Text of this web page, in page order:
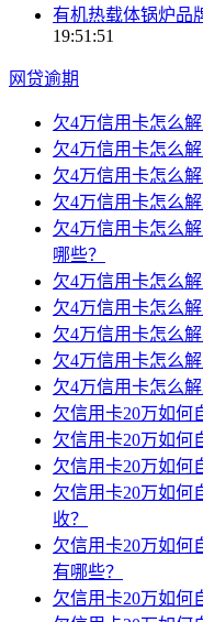
有机热载体锅炉品
19:51:51
网贷逾期
欠4万信用卡怎么
欠4万信用卡怎么
欠4万信用卡怎么
欠4万信用卡怎么
欠4万信用卡怎么
哪些？
欠4万信用卡怎么
欠4万信用卡怎么
欠4万信用卡怎么
欠4万信用卡怎么
欠4万信用卡怎么
欠信用卡20万如何
欠信用卡20万如何
欠信用卡20万如何
欠信用卡20万如何
收？
欠信用卡20万如何
有哪些？
欠信用卡20万如何